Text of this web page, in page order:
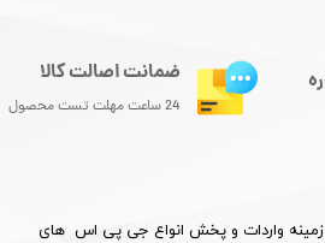
زمینه واردات و پخش انواع جی پی اس های
ضمانت اصالت کالا
24 ساعت مهلت تست محصول